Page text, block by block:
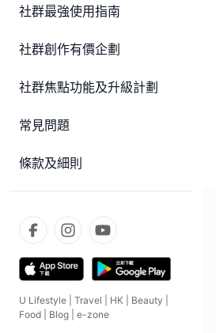
社群最強使用指南
社群創作有價企劃
社群焦點功能及升級計劃
常見問題
條款及細則
U Lifestyle Travel HK Beauty
Food
Blog e-zone